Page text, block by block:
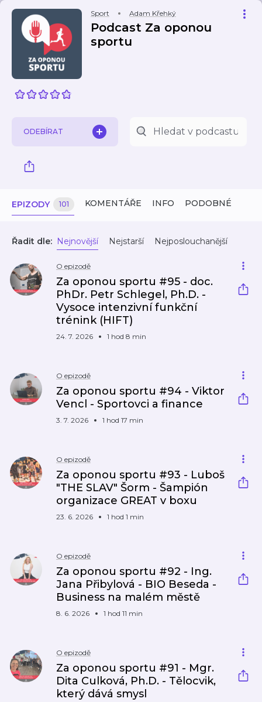
Sport Adam Křehký
Podcast Za oponou
sportu
ODEBÍRAT
EPIZODY 101 KOMENTÁŘE INFO PODOBNÉ
Řadit dle: Nejnovější Nejstarší Nejposlouchanější
O epizodě
Za oponou sportu #95 - doc.
PhDr. Petr Schlegel, Ph.D. -
Vysoce intenzivní funkční
trénink (HIFT)
24. 7. 2026 1 hod 8 min
O epizodě
Za oponou sportu #94 - Viktor
Vencl - Sportovci a finance
3. 7. 2026 1 hod 17 min
O epizodě
Za oponou sportu #93 - Luboš
"THE SLAV" Šorm - Šampión
organizace GREAT v boxu
23. 6. 2026 1 hod 1 min
O epizodě
Za oponou sportu #92 - Ing.
Jana Přibylová - BIO Beseda -
Business na malém městě
8. 6. 2026 1 hod 11 min
O epizodě
Za oponou sportu #91 - Mgr.
Dita Culková, Ph.D. - Tělocvik,
který dává smysl